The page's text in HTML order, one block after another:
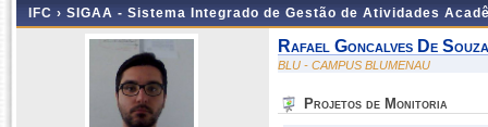
IFC › SIGAA - Sistema Integrado de Gestão de Atividades
Rafael Goncalves De Souza
BLU - CAMPUS BLUMENAU
Projetos de Monitoria